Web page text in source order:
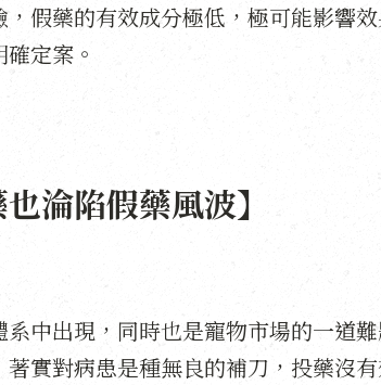
假藥的有效成分極低，極可能影響
定案。
淪陷假藥風波】
中出現，同時也是寵物市場的一道
實對病患是種無良的補刀，投藥沒